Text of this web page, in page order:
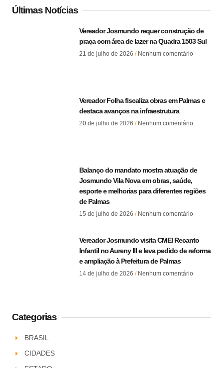
Últimas Notícias
Vereador Josmundo requer construção de
praça com área de lazer na Quadra 1503 Sul
21 de julho de 2026 Nenhum comentário
Vereador Folha fiscaliza obras em Palmas e
destaca avanços na infraestrutura
20 de julho de 2026 Nenhum comentário
Balanço do mandato mostra atuação de
Josmundo Vila Nova em obras, saúde,
esporte e melhorias para diferentes regiões
de Palmas
15 de julho de 2026 Nenhum comentário
Vereador Josmundo visita CMEI Recanto
Infantil no Aureny III e leva pedido de reforma
e ampliação à Prefeitura de Palmas
14 de julho de 2026 Nenhum comentário
Categorias
BRASIL
CIDADES